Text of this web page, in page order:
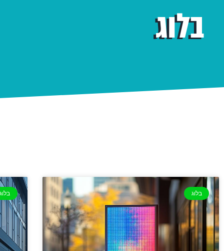
בלוג
בלוג בלוג